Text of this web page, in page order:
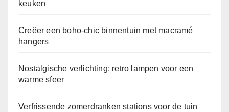
keuken
Creëer een boho-chic binnentuin met macramé
hangers
Nostalgische verlichting: retro lampen voor een
warme sfeer
Verfrissende zomerdranken stations voor de tuin